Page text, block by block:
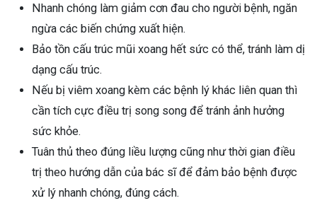
Nhanh chóng làm giảm cơn đau cho người bệnh, ngăn
ngừa các biến chứng xuất hiện.
Bảo tồn cấu trúc mũi xoang hết sức có thể, tránh làm dị
dạng cấu trúc.
Nếu bị viêm xoang kèm các bệnh lý khác liên quan thì
cần tích cực điều trị song song để tránh ảnh hưởng
sức khỏe.
Tuân thủ theo đúng liều lượng cũng như thời gian điều
trị theo hướng dẫn của bác sĩ để đảm bảo bệnh được
xử lý nhanh chóng, đúng cách.